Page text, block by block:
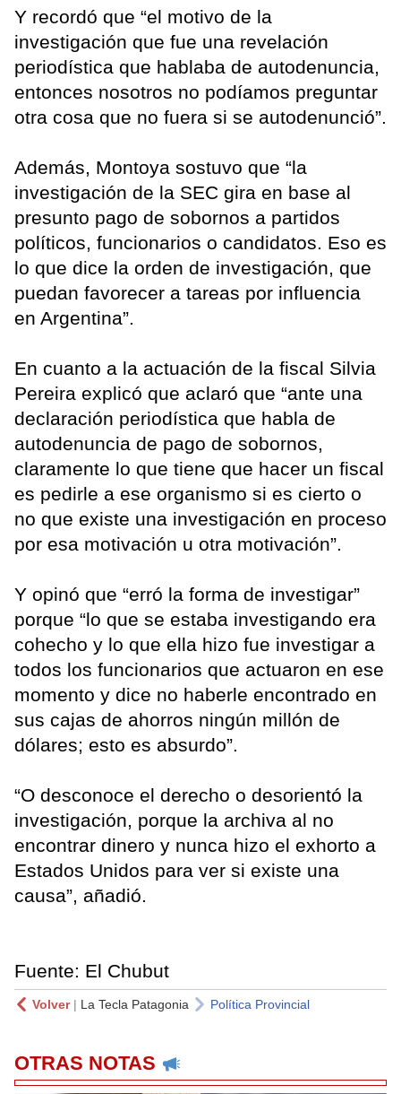
Y recordó que “el motivo de la
investigación que fue una revelación
periodística que hablaba de autodenuncia,
entonces nosotros no podíamos preguntar
otra cosa que no fuera si se autodenunció”.
Además, Montoya sostuvo que “la
investigación de la SEC gira en base al
presunto pago de sobornos a partidos
políticos, funcionarios o candidatos. Eso es
lo que dice la orden de investigación, que
puedan favorecer a tareas por influencia
en Argentina”.
En cuanto a la actuación de la fiscal Silvia
Pereira explicó que aclaró que “ante una
declaración periodística que habla de
autodenuncia de pago de sobornos,
claramente lo que tiene que hacer un fiscal
es pedirle a ese organismo si es cierto o
no que existe una investigación en proceso
por esa motivación u otra motivación”.
Y opinó que “erró la forma de investigar”
porque “lo que se estaba investigando era
cohecho y lo que ella hizo fue investigar a
todos los funcionarios que actuaron en ese
momento y dice no haberle encontrado en
sus cajas de ahorros ningún millón de
dólares; esto es absurdo”.
“O desconoce el derecho o desorientó la
investigación, porque la archiva al no
encontrar dinero y nunca hizo el exhorto a
Estados Unidos para ver si existe una
causa”, añadió.
Fuente: El Chubut
Volver| La Tecla Patagonia Política Provincial
OTRAS NOTAS